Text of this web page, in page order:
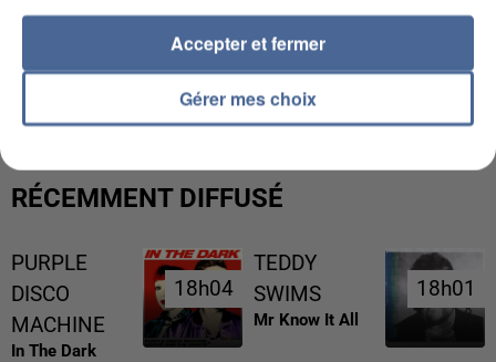
L’UN DES FONDATEURS SUPPOSÉS DE LA DZ
MAFIA INTERPELLÉ EN ALGÉRIE
RÉCEMMENT DIFFUSÉ
PURPLE
DISCO
MACHINE
In The Dark
18h04
18h04
TEDDY
SWIMS
Mr Know It All
18h01
18h01
Gérer mes choix
Accepter et fermer